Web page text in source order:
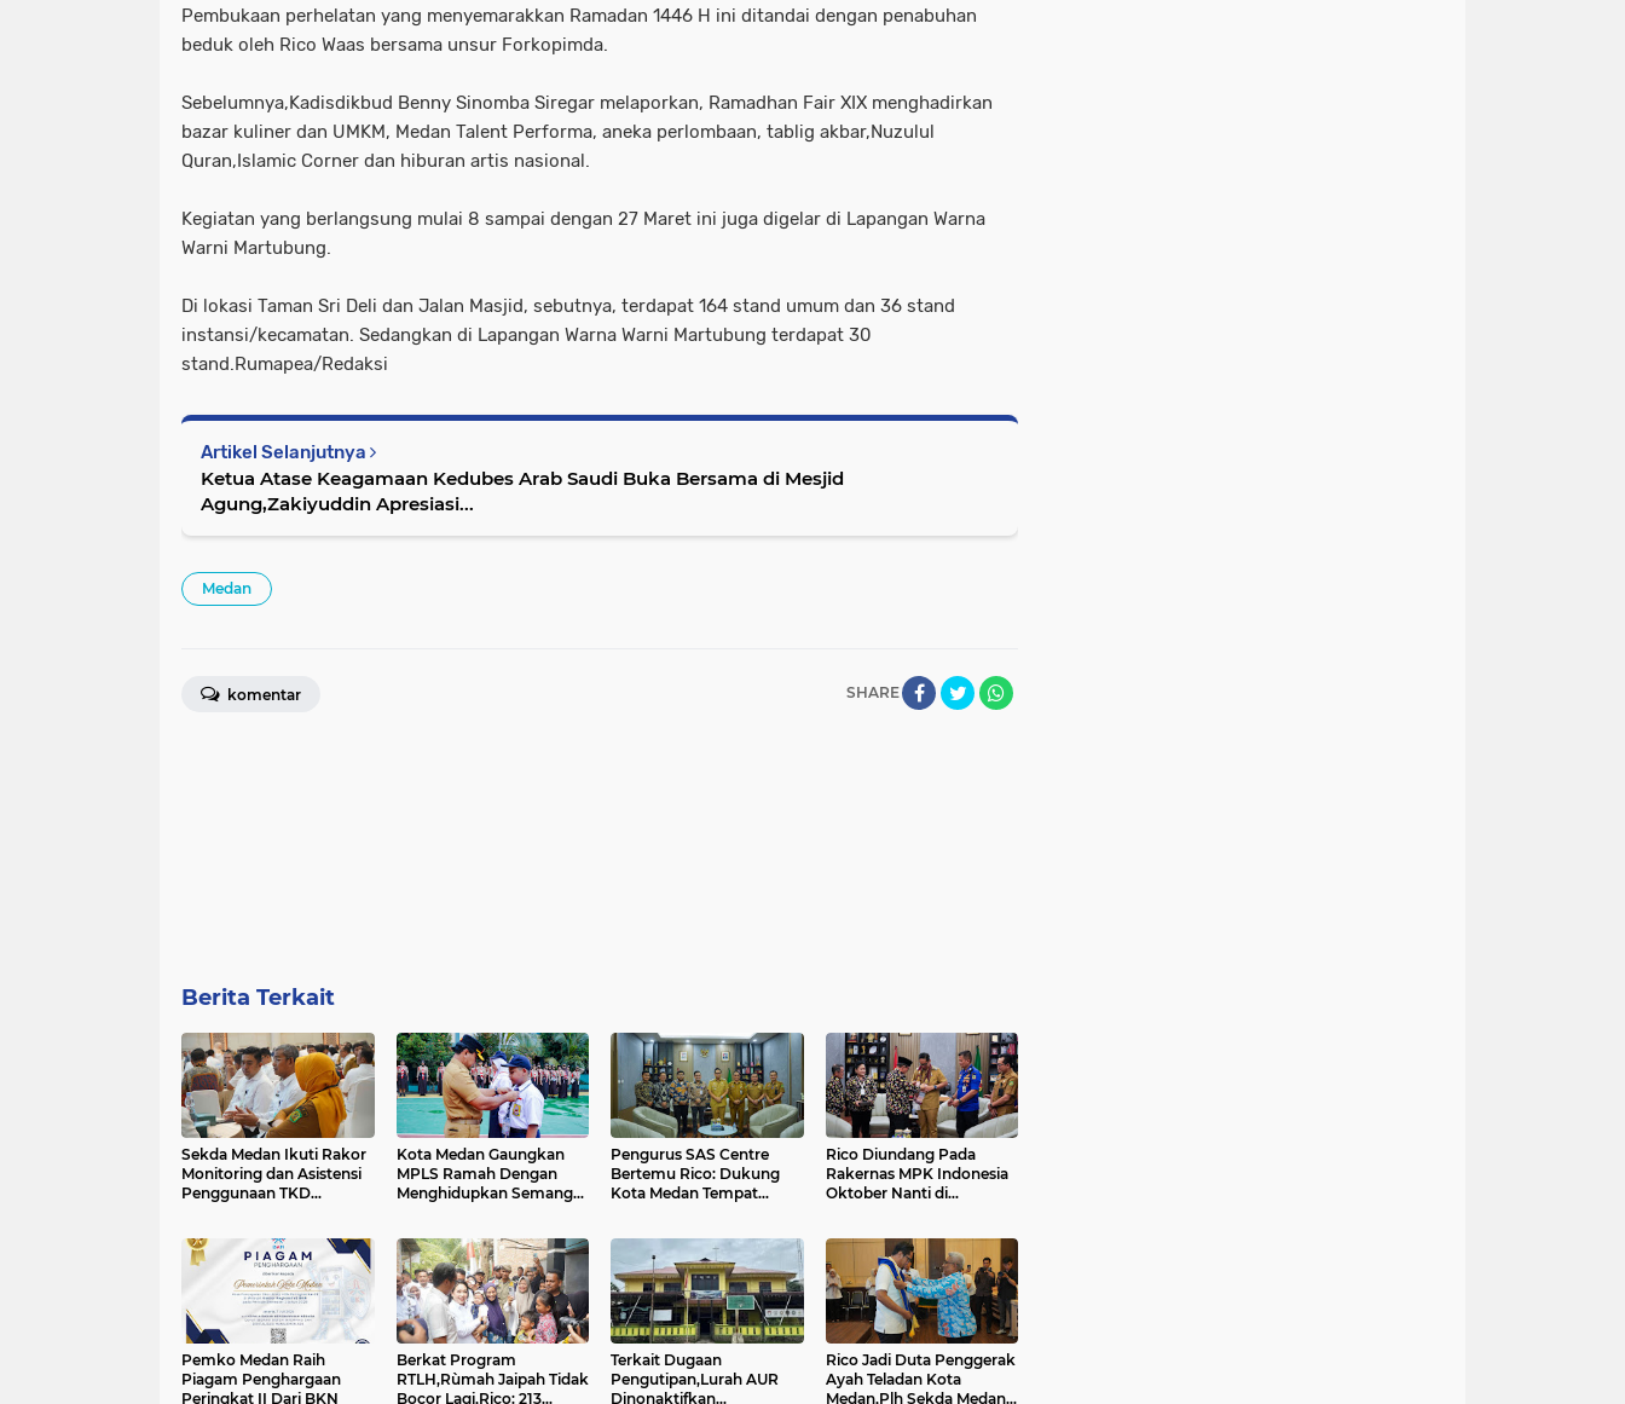
Pembukaan perhelatan yang menyemarakkan Ramadan 1446 H ini ditandai dengan penabuhan
beduk oleh Rico Waas bersama unsur Forkopimda.
Sebelumnya,Kadisdikbud Benny Sinomba Siregar melaporkan, Ramadhan Fair XIX menghadirkan
bazar kuliner dan UMKM, Medan Talent Performa, aneka perlombaan, tablig akbar,Nuzulul
Quran,Islamic Corner dan hiburan artis nasional.
Kegiatan yang berlangsung mulai 8 sampai dengan 27 Maret ini juga digelar di Lapangan Warna
Warni Martubung.
Di lokasi Taman Sri Deli dan Jalan Masjid, sebutnya, terdapat 164 stand umum dan 36 stand
instansi/kecamatan. Sedangkan di Lapangan Warna Warni Martubung terdapat 30
stand.Rumapea/Redaksi
Artikel Selanjutnya
Ketua Atase Keagamaan Kedubes Arab Saudi Buka Bersama di Mesjid
Agung,Zakiyuddin Apresiasi...
Medan
SHARE
komentar
Berita Terkait
Sekda Medan Ikuti Rakor
Monitoring dan Asistensi
Penggunaan TKD
Kota Medan Gaungkan
MPLS Ramah Dengan
Menghidupkan Semangat
Pengurus SAS Centre
Bertemu Rico: Dukung
Kota Medan Tempat
Rico Diundang Pada
Rakernas MPK Indonesia
Oktober Nanti di
Pemko Medan Raih
Piagam Penghargaan
Peringkat II Dari BKN
Berkat Program
RTLH,Rùmah Jaipah Tidak
Bocor Lagi,Rico: 213
Terkait Dugaan
Pengutipan,Lurah AUR
Dinonaktifkan...
Rico Jadi Duta Penggerak
Ayah Teladan Kota
Medan,Plh Sekda Medan